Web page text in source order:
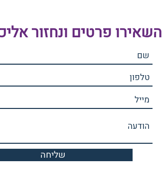
השאירו פרטים ונחזור
שליחה